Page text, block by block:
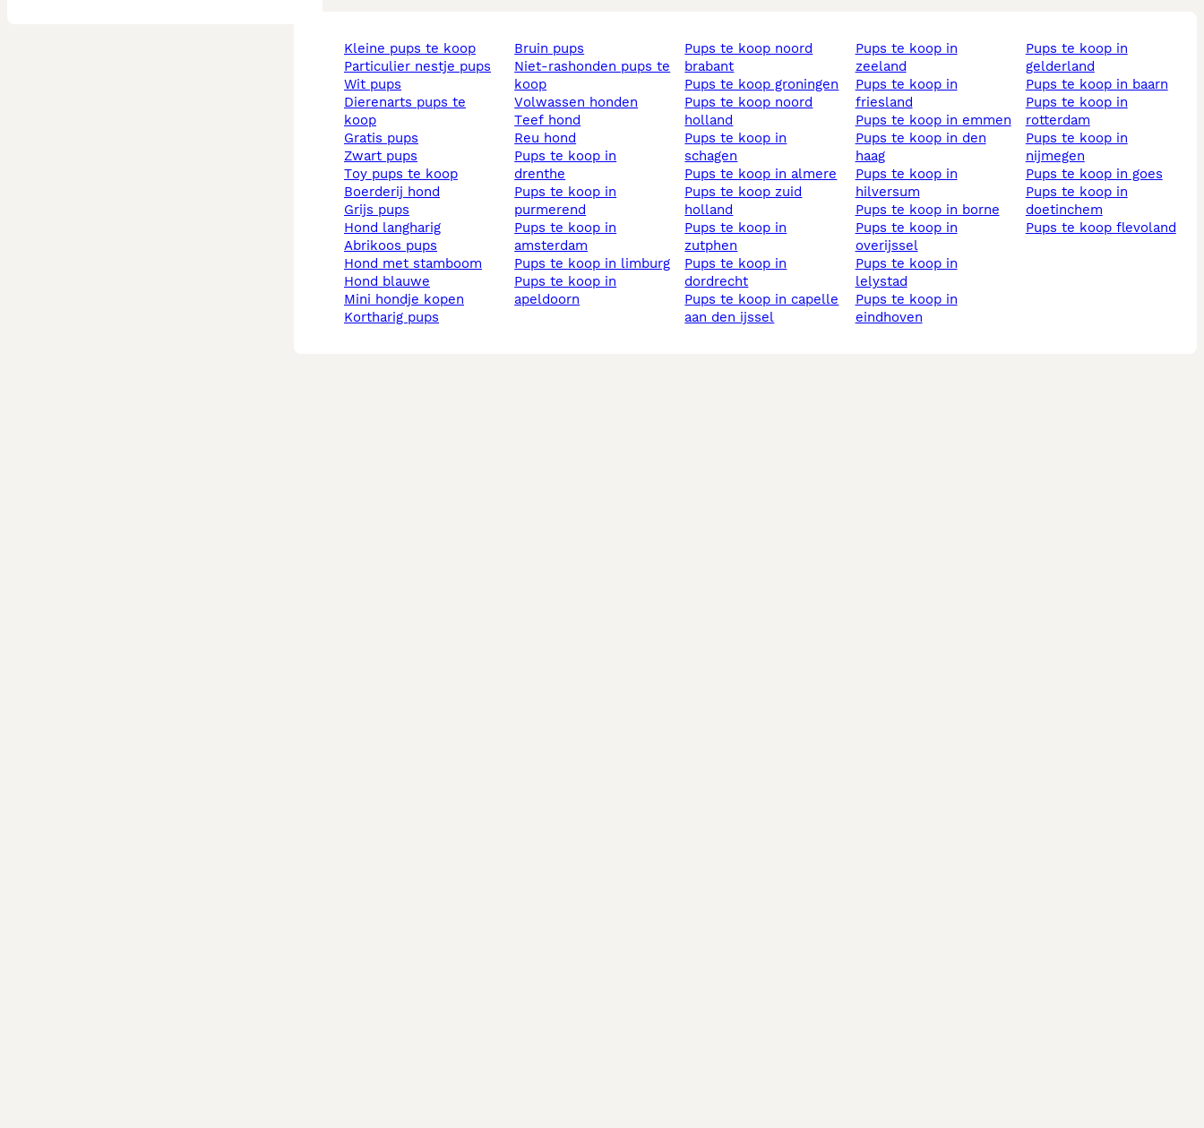
kleine pups te koop
particulier nestje pups
wit pups
dierenarts pups te
koop
gratis pups
zwart pups
toy pups te koop
boerderij hond
grijs pups
hond langharig
abrikoos pups
hond met stamboom
hond blauwe
mini hondje kopen
kortharig pups
bruin pups
niet-rashonden pups te
koop
volwassen honden
teef hond
reu hond
pups te koop in
drenthe
pups te koop in
purmerend
pups te koop in
amsterdam
pups te koop in limburg
pups te koop in
apeldoorn
pups te koop noord
brabant
pups te koop groningen
pups te koop noord
holland
pups te koop in
schagen
pups te koop in almere
pups te koop zuid
holland
pups te koop in
zutphen
pups te koop in
dordrecht
pups te koop in capelle
aan den ijssel
pups te koop in
zeeland
pups te koop in
friesland
pups te koop in emmen
pups te koop in den
haag
pups te koop in
hilversum
pups te koop in borne
pups te koop in
overijssel
pups te koop in
lelystad
pups te koop in
eindhoven
pups te koop in
gelderland
pups te koop in baarn
pups te koop in
rotterdam
pups te koop in
nijmegen
pups te koop in goes
pups te koop in
doetinchem
pups te koop flevoland